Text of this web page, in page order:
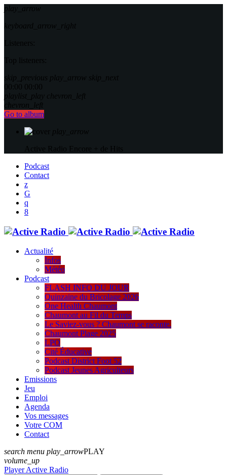
play_arrow
keyboard_arrow_right
Listeners:
Top listeners:
skip_previous play_arrow skip_next
00:00 00:00
playlist_play chevron_left
chevron_left
Go to album
play_arrow
Active Radio Encore + de Hits
Podcast
Contact
Actualité
Infos
Météo
Podcast
FLASH INFO DU JOUR
Quinzaine du Bricolage 2026
One Health Chaumont
Chaumont au Fil du Temps
Le Saviez-vous ? Chaumont se raconte.
Chaumont Plage 2025
LPO
Cité Éducative
Podcast District Foot 52
Podcast Jeunes Agriculteurs
Emissions
Jeu
Emploi
Agenda
Vos messages
Votre COM
Contact
search menu play_arrowPLAY
volume_up
Player Active Radio